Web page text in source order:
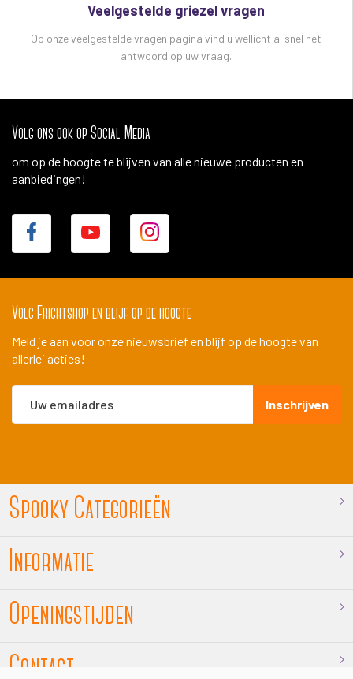
Veelgestelde griezel vragen
Op onze veelgestelde vragen pagina vind u wellicht al snel het
antwoord op uw vraag.
Volg ons ook op Social Media
om op de hoogte te blijven van alle nieuwe producten en
aanbiedingen!
Volg Frightshop en blijf op de hoogte
Meld je aan voor onze nieuwsbrief en blijf op de hoogte van
allerlei acties!
Abonneer
op
Inschrijven
Spooky Categorieën
Informatie
Openingstijden
Contact